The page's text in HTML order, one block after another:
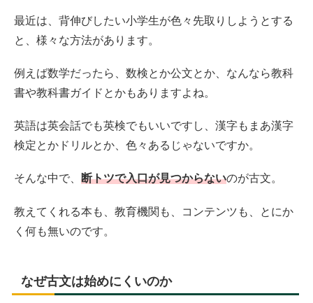
最近は、背伸びしたい小学生が色々先取りしようとする
と、様々な方法があります。
例えば数学だったら、数検とか公文とか、なんなら教科
書や教科書ガイドとかもありますよね。
英語は英会話でも英検でもいいですし、漢字もまあ漢字
検定とかドリルとか、色々あるじゃないですか。
そんな中で、 断トツで入口が見つからないのが古文。
教えてくれる本も、教育機関も、コンテンツも、とにか
く何も無いのです。
なぜ古文は始めにくいのか